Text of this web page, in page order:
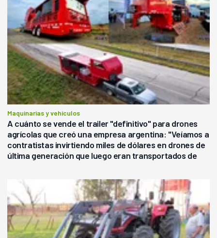
Maquinarias y vehículos
A cuánto se vende el trailer "definitivo" para drones
agrícolas que creó una empresa argentina: "Veíamos a
contratistas invirtiendo miles de dólares en drones de
última generación que luego eran transportados de